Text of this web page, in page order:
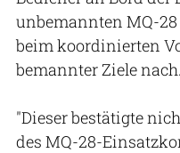
unbemannten MQ-
beim koordinierten
bemannter Ziele nach.
"Dieser bestätigte
des MQ-28-